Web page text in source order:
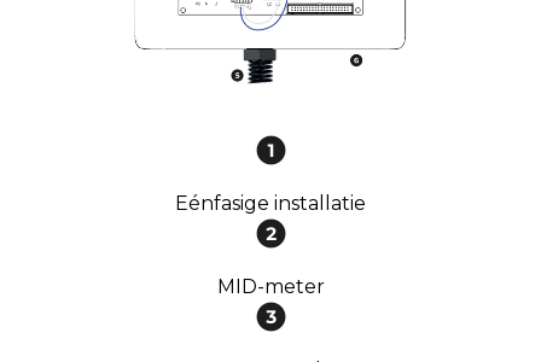
Eénfasige installatie
MID-meter